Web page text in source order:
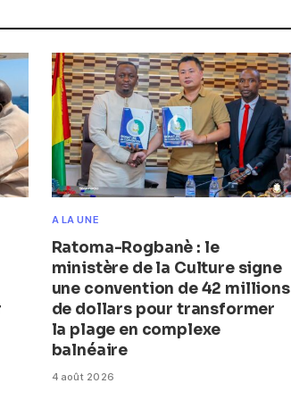
A LA UNE
Ratoma-Rogbanè : le
ministère de la Culture signe
une convention de 42 millions
de dollars pour transformer
la plage en complexe
balnéaire
4 août 2026